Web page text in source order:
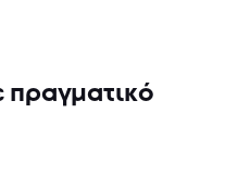
πραγματικό